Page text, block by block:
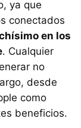
ya que
conectados
en los
. Cualquier
no
desde
como
beneficios.